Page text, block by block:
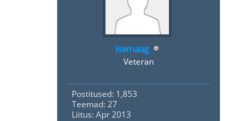
isemaag
Veteran
Postitused: 1,853
Teemad: 27
Liitus: Apr 2013